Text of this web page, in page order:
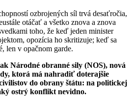
ozbrojených síl trvá desaťročia,
otáčať a všetko znova a znova
toho, že keď jeden minister
opozícia ho skritizuje; keď sa
len v opačnom garde.
Národné obranné sily (NOS), nová
ktorá má nahradiť doterajšie
do obrany štátu: na politickej
ostrý konflikt nevidno.